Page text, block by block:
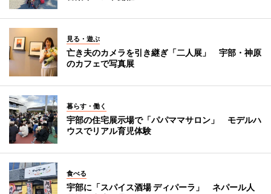
見る・遊ぶ
亡き夫のカメラを引き継ぎ「二人展」 宇部・神原
のカフェで写真展
暮らす・働く
宇部の住宅展示場で「パパママサロン」 モデルハ
ウスでリアル育児体験
食べる
宇部に「スパイス酒場 ディパーラ」 ネパール人